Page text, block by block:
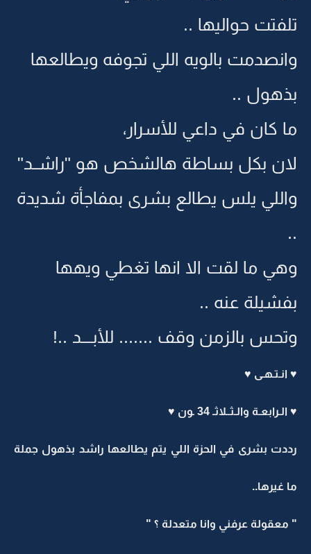
تلفتت حواليها ..
وانصدمت بالويه اللي تجوفه ويطالعها
بذهول ..
ما كان في داعي للأسرار،
لان بكل بساطة هالشخص هو "راشــد"
واللي يلس يطالع بشرى بمفاجأة شديدة
..
وهي ما لقت الا انها تغطي ويهها
بفشيلة عنه ..
وتحس بالزمن وقف ....... للأبــــد ..!
♥ انـتـهـى ♥
♥ الـرابعـة والـثــلاثـ 34 ـون ♥
رددت بشرى في الحزة اللي يتم يطالعها راشد بذهول جملة
ما غيرها..
" معقولة عرفني وانا متعدلة ؟ "